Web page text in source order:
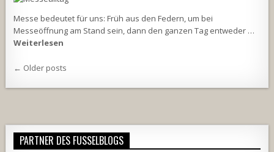
Messe bedeutet für uns: Früh aus den Federn, um bei
Messeöffnung am Stand sein, dann den ganzen Tag entweder …
Weiterlesen
Beitragsnavigation
← Older posts
PARTNER DES FUSSELBLOGS